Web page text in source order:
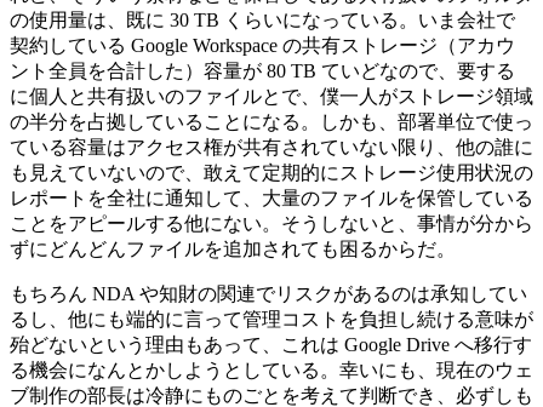
の使用量は、既に 30 TB くらいになっている。いま会社で
契約している Google Workspace の共有ストレージ（アカウ
ント全員を合計した）容量が 80 TB ていどなので、要する
に個人と共有扱いのファイルとで、僕一人がストレージ領域
の半分を占拠していることになる。しかも、部署単位で使っ
ている容量はアクセス権が共有されていない限り、他の誰に
も見えていないので、敢えて定期的にストレージ使用状況の
レポートを全社に通知して、大量のファイルを保管している
ことをアピールする他にない。そうしないと、事情が分から
ずにどんどんファイルを追加されても困るからだ。
もちろん NDA や知財の関連でリスクがあるのは承知してい
るし、他にも端的に言って管理コストを負担し続ける意味が
殆どないという理由もあって、これは Google Drive へ移行す
る機会になんとかしようとしている。幸いにも、現在のウェ
ブ制作の部長は冷静にものごとを考えて判断でき、必ずしも